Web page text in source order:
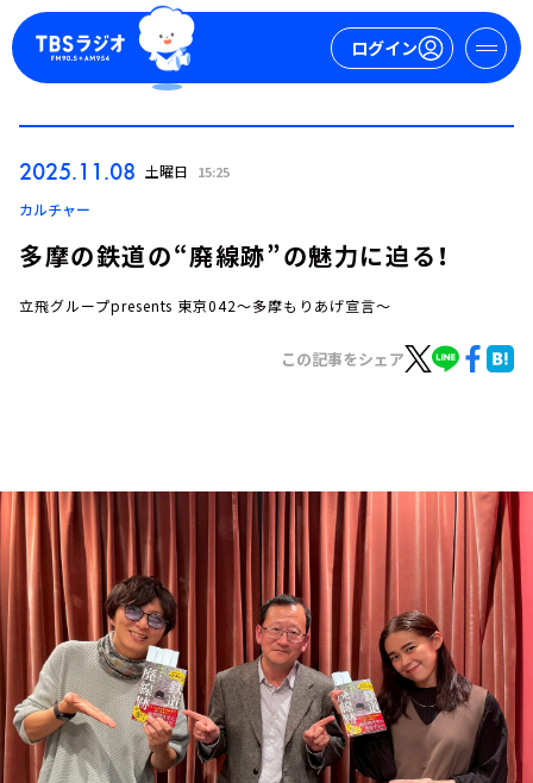
ログイン
トピックス
TBS Podcast
お知らせ
イベント・グッズ
YouTube
会社情報
2025.11.08 土曜日 15:25
カルチャー
多摩の鉄道の“廃線跡”の魅力に迫る！
立飛グループpresents 東京042～多摩もりあげ宣言～
この記事をシェア